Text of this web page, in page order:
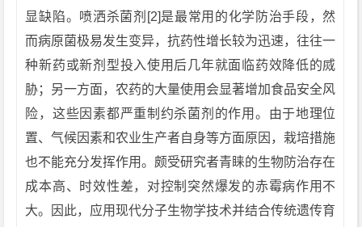
显缺陷。喷洒杀菌剂[2]是最常用的化学防治手段，然
而病原菌极易发生变异，抗药性增长较为迅速，往往一
种新药或新剂型投入使用后几年就面临药效降低的烕
胁；另一方面，农药的大量使用会显著增加食品安全风
险，这些因素都严重制约杀菌剂的作用。由于地理位
置、气候因素和农业生产者自身等方面原因，栽培措施
也不能充分发挥作用。颇受研究者青睐的生物防治存在
成本高、时效性差，对控制突然爆发的赤霉病作用不
大。因此，应用现代分子生物学技术并结合传统遗传育